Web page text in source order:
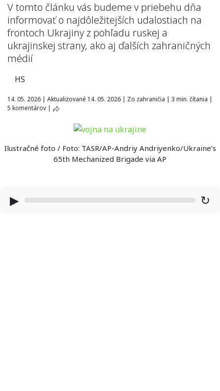
V tomto článku vás budeme v priebehu dňa
informovať o najdôležitejších udalostiach na
frontoch Ukrajiny z pohľadu ruskej a
ukrajinskej strany, ako aj ďalších zahraničných
médií
HS
14. 05. 2026 | Aktualizované 14. 05. 2026 | Zo zahraničia | 3 min. čítania |
5 komentárov |
Ilustračné foto / Foto: TASR/AP-Andriy Andriyenko/Ukraine’s
65th Mechanized Brigade via AP
▶ ↻